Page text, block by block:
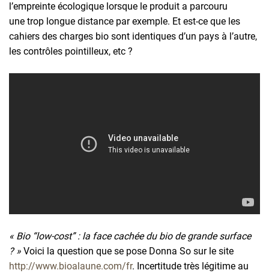
l’empreinte écologique lorsque le produit a parcouru
une trop longue distance par exemple. Et est-ce que les
cahiers des charges bio sont identiques d’un pays à l’autre,
les contrôles pointilleux, etc ?
« Bio “low-cost” : la face cachée du bio de grande surface
? » Voici la question que se pose Donna So sur le site
http://www.bioalaune.com/fr. Incertitude très légitime au